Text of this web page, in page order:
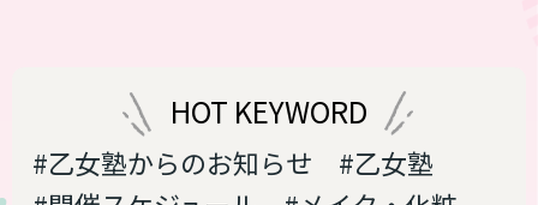
HOT KEYWORD
#乙女塾からのお知らせ
#乙女塾